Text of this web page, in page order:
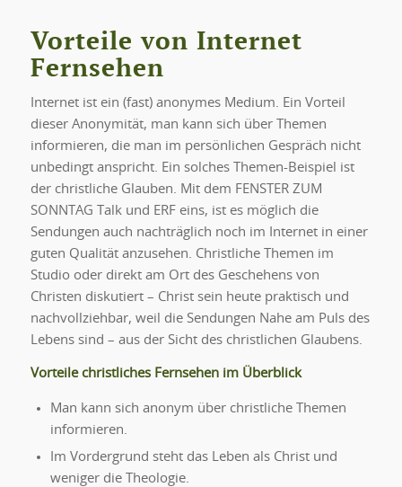
Vorteile von Internet
Fernsehen
Internet ist ein (fast) anonymes Medium. Ein Vorteil
dieser Anonymität, man kann sich über Themen
informieren, die man im persönlichen Gespräch nicht
unbedingt anspricht. Ein solches Themen-Beispiel ist
der christliche Glauben. Mit dem FENSTER ZUM
SONNTAG Talk und ERF eins, ist es möglich die
Sendungen auch nachträglich noch im Internet in einer
guten Qualität anzusehen. Christliche Themen im
Studio oder direkt am Ort des Geschehens von
Christen diskutiert – Christ sein heute praktisch und
nachvollziehbar, weil die Sendungen Nahe am Puls des
Lebens sind – aus der Sicht des christlichen Glaubens.
Vorteile christliches Fernsehen im Überblick
Man kann sich anonym über christliche Themen
informieren.
Im Vordergrund steht das Leben als Christ und
weniger die Theologie.